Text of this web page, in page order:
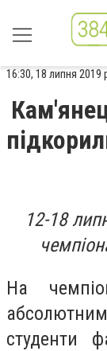
16:30, 18 липня 2019
12-18
На
студенти